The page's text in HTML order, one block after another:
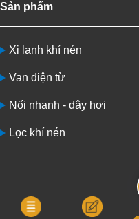
Sản phẩm
Xi lanh khí nén
Van điện từ
Nối nhanh - dây hơi
Lọc khí nén